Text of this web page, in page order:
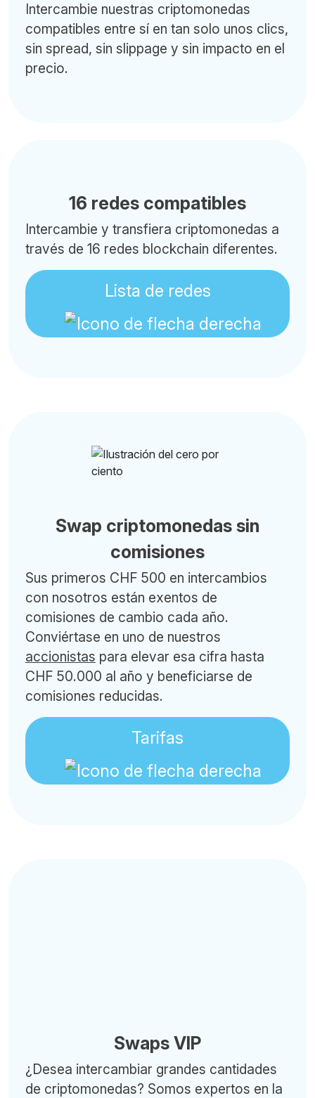
Intercambie nuestras criptomonedas
compatibles entre sí en tan solo unos clics,
sin spread, sin slippage y sin impacto en el
precio.
16 redes compatibles
Intercambie y transfiera criptomonedas a
través de 16 redes blockchain diferentes.
Lista de redes
Swap criptomonedas sin
comisiones
Sus primeros CHF 500 en intercambios
con nosotros están exentos de
comisiones de cambio cada año.
Conviértase en uno de nuestros
accionistas para elevar esa cifra hasta
CHF 50.000 al año y beneficiarse de
comisiones reducidas.
Tarifas
Swaps VIP
¿Desea intercambiar grandes cantidades
de criptomonedas? Somos expertos en la